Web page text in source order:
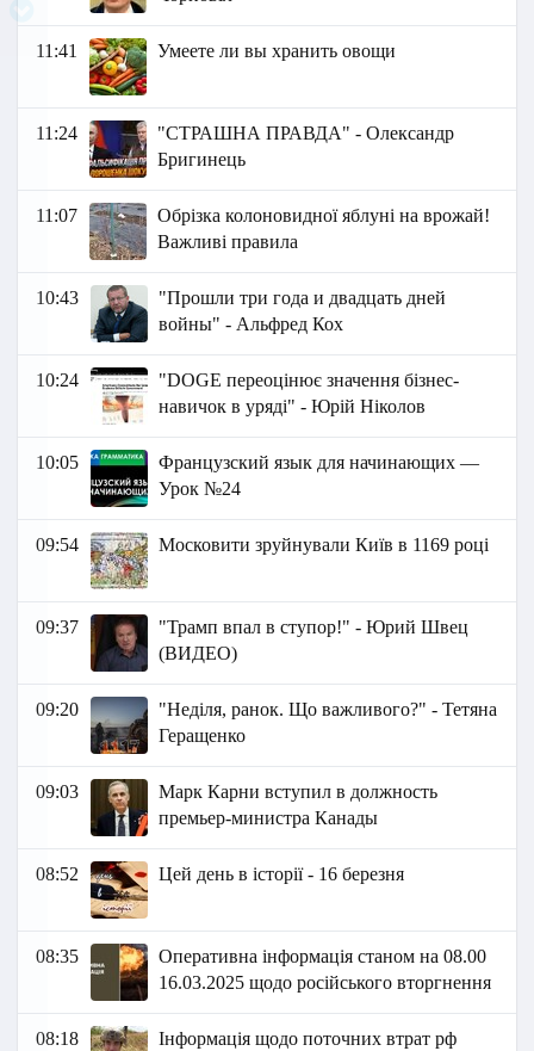
11:41 Умеете ли вы хранить овощи
11:24
"СТРАШНА ПРАВДА" - Олександр
Бригинець
11:07
Обрізка колоновидної яблуні на врожай!
Важливі правила
10:43
"Прошли три года и двадцать дней
войны" - Альфред Кох
10:24
"DOGE переоцінює значення бізнес-
навичок в уряді" - Юрій Ніколов
10:05
Французский язык для начинающих —
Урок №24
09:54 Московити зруйнували Київ в 1169 році
09:37
"Трамп впал в ступор!" - Юрий Швец
(ВИДЕО)
09:20
"Неділя, ранок. Що важливого?" - Тетяна
Геращенко
09:03
Марк Карни вступил в должность
премьер-министра Канады
08:52 Цей день в історії - 16 березня
08:35
Оперативна інформація станом на 08.00
16.03.2025 щодо російського вторгнення
08:18
Інформація щодо поточних втрат рф